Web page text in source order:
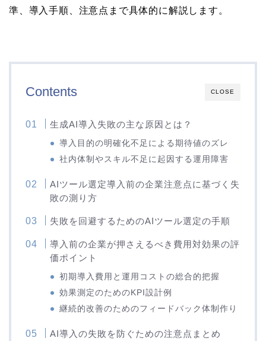
準、導入手順、注意点まで具体的に解説します。
CLOSE
Contents
生成AI導入失敗の主な原因とは？
導入目的の明確化不足による期待値のズレ
社内体制やスキル不足に起因する運用障害
AIツール選定導入前の企業注意点に基づく失
敗の測り方
失敗を回避するためのAIツール選定の手順
導入前の企業が押さえるべき費用対効果の評
価ポイント
初期導入費用と運用コストの総合的把握
効果測定のためのKPI設計例
継続的改善のためのフィードバック体制作り
AI導入の失敗を防ぐための注意点まとめ